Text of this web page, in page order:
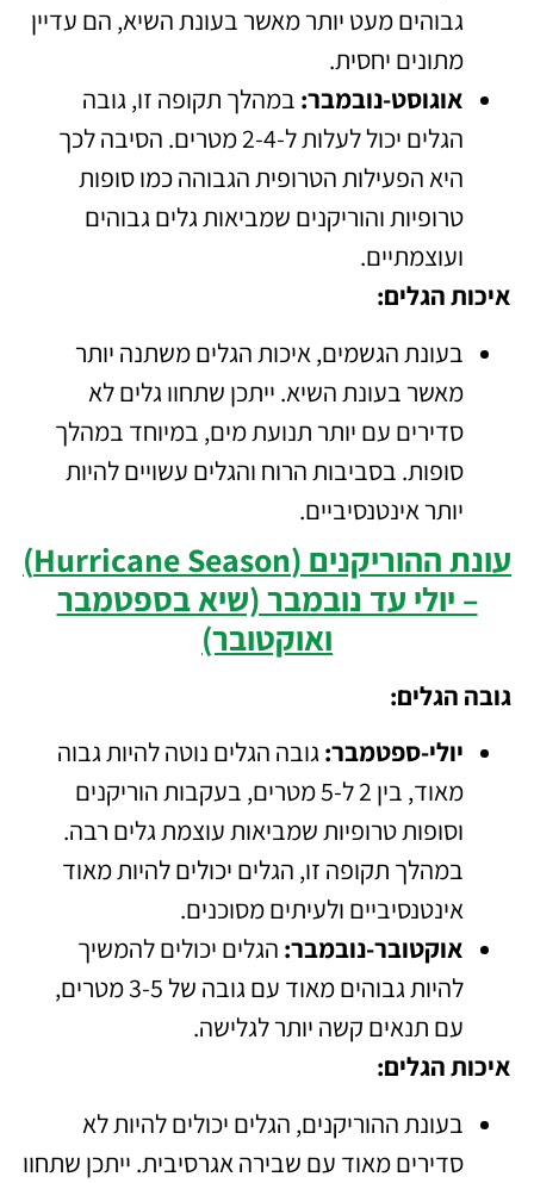
גבוהים מעט יותר מאשר בעונת השיא, הם עדיין
מתונים יחסית.
אוגוסט-נובמבר: במהלך תקופה זו, גובה
הגלים יכול לעלות ל-2-4 מטרים. הסיבה לכך
היא הפעילות הטרופית הגבוהה כמו סופות
טרופיות והוריקנים שמביאות גלים גבוהים
ועוצמתיים.
איכות הגלים:
בעונת הגשמים, איכות הגלים משתנה יותר
מאשר בעונת השיא. ייתכן שתחוו גלים לא
סדירים עם יותר תנועת מים, במיוחד במהלך
סופות. בסביבות הרוח והגלים עשויים להיות
יותר אינטנסיביים.
עונת ההוריקנים (Hurricane Season)
– יולי עד נובמבר (שיא בספטמבר
ואוקטובר)
גובה הגלים:
יולי-ספטמבר: גובה הגלים נוטה להיות גבוה
מאוד, בין 2 ל-5 מטרים, בעקבות הוריקנים
וסופות טרופיות שמביאות עוצמת גלים רבה.
במהלך תקופה זו, הגלים יכולים להיות מאוד
אינטנסיביים ולעיתים מסוכנים.
אוקטובר-נובמבר: הגלים יכולים להמשיך
להיות גבוהים מאוד עם גובה של 3-5 מטרים,
עם תנאים קשה יותר לגלישה.
איכות הגלים:
בעונת ההוריקנים, הגלים יכולים להיות לא
סדירים מאוד עם שבירה אגרסיבית. ייתכן שתחוו